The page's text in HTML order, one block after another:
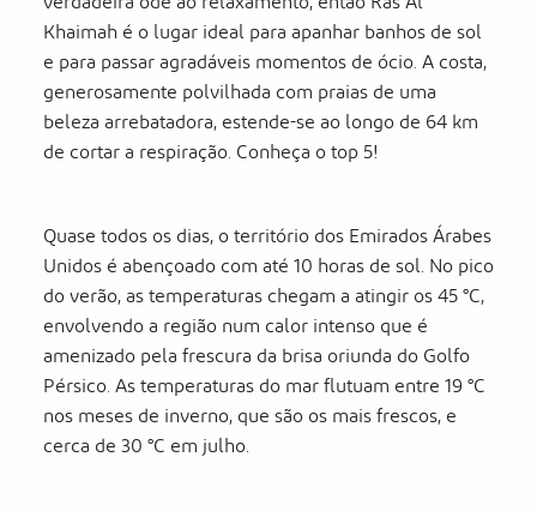
Khaimah é o lugar ideal para apanhar banhos de sol
e para passar agradáveis momentos de ócio. A costa,
generosamente polvilhada com praias de uma
beleza arrebatadora, estende-se ao longo de 64 km
de cortar a respiração. Conheça o top 5!
Quase todos os dias, o território dos Emirados Árabes
Unidos é abençoado com até 10 horas de sol. No pico
do verão, as temperaturas chegam a atingir os 45 °C,
envolvendo a região num calor intenso que é
amenizado pela frescura da brisa oriunda do Golfo
Pérsico. As temperaturas do mar flutuam entre 19 °C
nos meses de inverno, que são os mais frescos, e
cerca de 30 °C em julho.